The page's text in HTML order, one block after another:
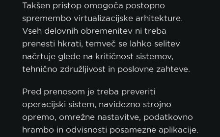
Takšen pristop omogoča postopno
spremembo virtualizacijske arhitekture.
Vseh delovnih obremenitev ni treba
prenesti hkrati, temveč se lahko selitev
načrtuje glede na kritičnost sistemov,
tehnično združljivost in poslovne zahteve.
Pred prenosom je treba preveriti
operacijski sistem, navidezno strojno
opremo, omrežne nastavitve, podatkovno
hrambo in odvisnosti posamezne aplikacije.